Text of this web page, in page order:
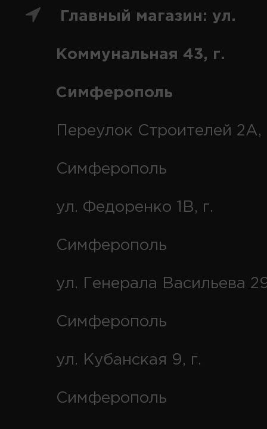
Главный магазин: ул.
Коммунальная 43, г.
Симферополь
Переулок Строителей 2А,
Симферополь
ул. Федоренко 1В, г.
Симферополь
ул. Генерала Васильева
Симферополь
ул. Кубанская 9, г.
Симферополь